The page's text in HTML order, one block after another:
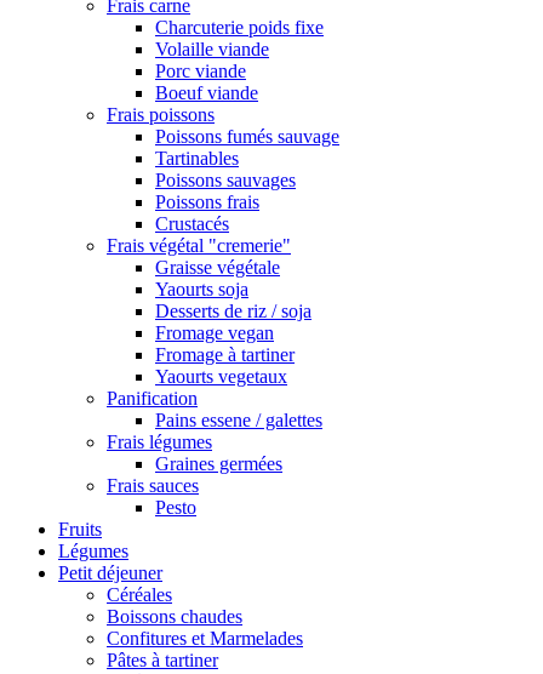
Frais carne
Charcuterie poids fixe
Volaille viande
Porc viande
Boeuf viande
Frais poissons
Poissons fumés sauvage
Tartinables
Poissons sauvages
Poissons frais
Crustacés
Frais végétal "cremerie"
Graisse végétale
Yaourts soja
Desserts de riz / soja
Fromage vegan
Fromage à tartiner
Yaourts vegetaux
Panification
Pains essene / galettes
Frais légumes
Graines germées
Frais sauces
Pesto
Fruits
Légumes
Petit déjeuner
Céréales
Boissons chaudes
Confitures et Marmelades
Pâtes à tartiner